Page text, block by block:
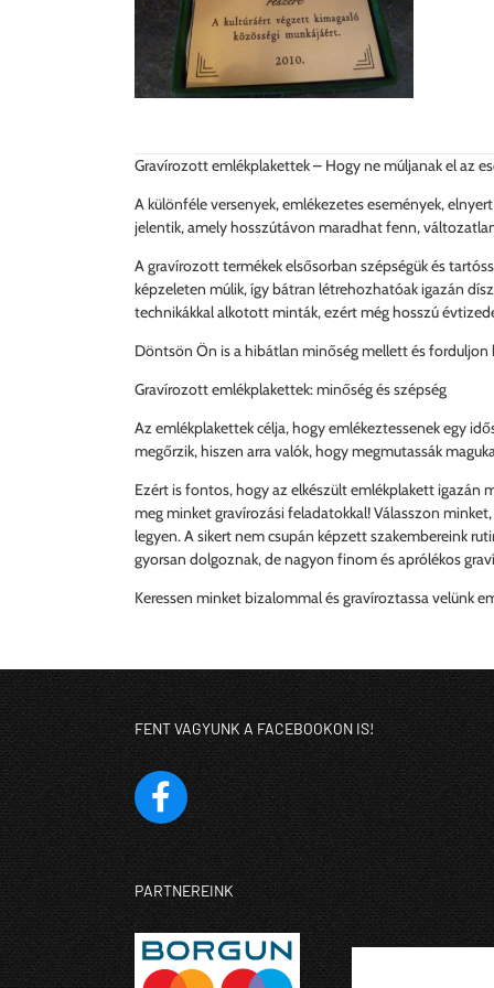
Gravírozott emlékplakettek – Hogy ne múljanak el az
A különféle versenyek, emlékezetes események,
jelentik, amely hosszútávon maradhat fenn,
A gravírozott termékek elsősorban szépségük és
képzeleten múlik, így bátran létrehozhatóak igazán
technikákkal alkotott minták, ezért még hosszú
Döntsön Ön is a hibátlan minőség mellett és forduljon
Gravírozott emlékplakettek: minőség és szépség
Az emlékplakettek célja, hogy emlékeztessenek egy
megőrzik, hiszen arra valók, hogy megmutassák
Ezért is fontos, hogy az elkészült emlékplakett igazán
meg minket gravírozási feladatokkal! Válasszon
legyen. A sikert nem csupán képzett szakembereink
gyorsan dolgoznak, de nagyon finom és aprólékos
Keressen minket bizalommal és gravíroztassa velünk
FENT VAGYUNK A FACEBOOKON IS!
PARTNEREINK